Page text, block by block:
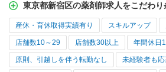
東京都新宿区の薬剤師求人をこだわり
産休・育休取得実績有り スキルアップ
店舗数10～29 店舗数30以上 年間休日
原則、引越しを伴う転勤なし 未経験者も